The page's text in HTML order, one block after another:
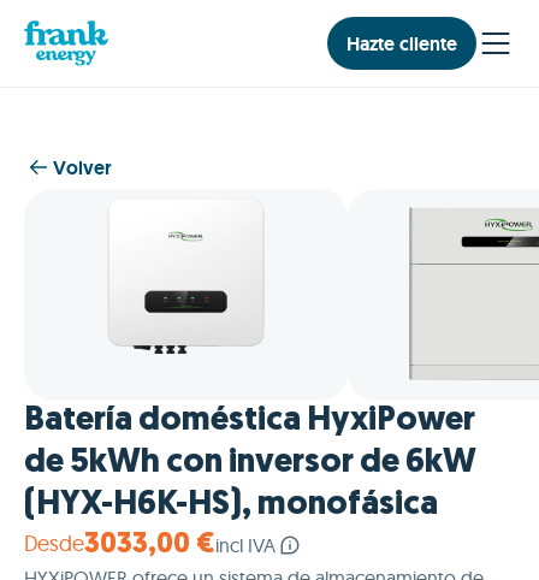
Hazte cliente
Volver
Batería doméstica HyxiPower
de 5kWh con inversor de 6kW
(HYX-H6K-HS), monofásica
Desde3033,00 €incl IVA